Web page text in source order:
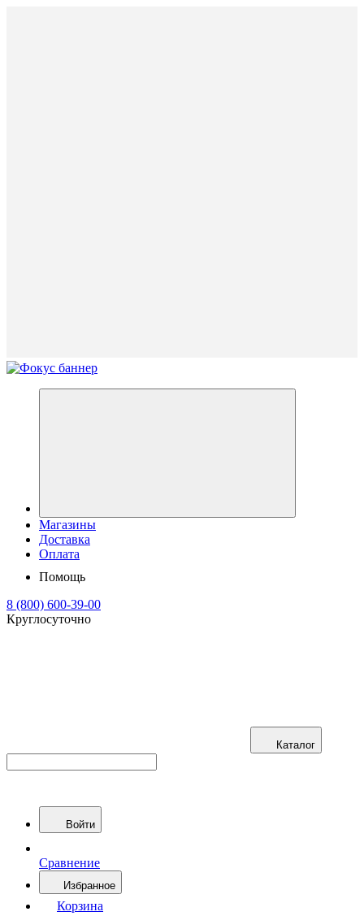
Магазины
Доставка
Оплата
Помощь
8 (800) 600-39-00
Круглосуточно
Каталог
Войти
Сравнение
Избранное
Корзина